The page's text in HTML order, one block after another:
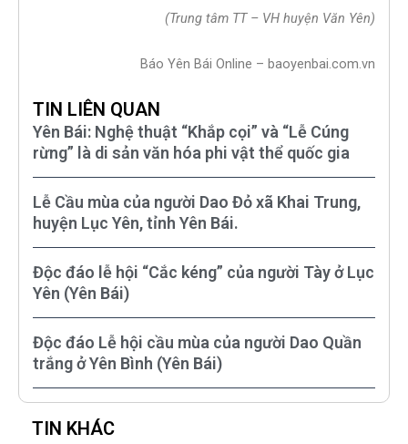
(Trung tâm TT – VH huyện Văn Yên)
Báo Yên Bái Online – baoyenbai.com.vn
TIN LIÊN QUAN
Yên Bái: Nghệ thuật “Khắp cọi” và “Lễ Cúng
rừng” là di sản văn hóa phi vật thể quốc gia
Lễ Cầu mùa của người Dao Đỏ xã Khai Trung,
huyện Lục Yên, tỉnh Yên Bái.
Độc đáo lễ hội “Cắc kéng” của người Tày ở Lục
Yên (Yên Bái)
Độc đáo Lễ hội cầu mùa của người Dao Quần
trắng ở Yên Bình (Yên Bái)
TIN KHÁC